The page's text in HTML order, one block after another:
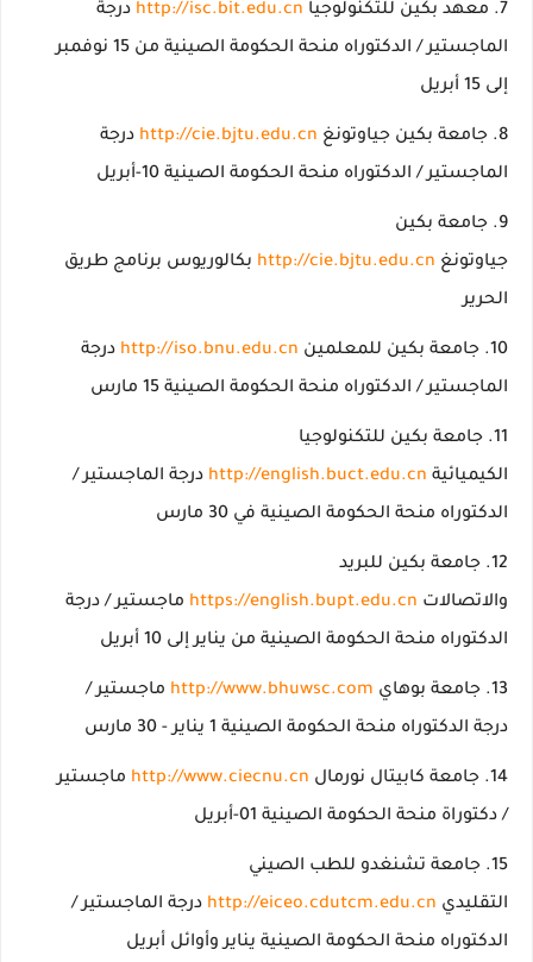
معهد بكين للتكنولوجيا http://isc.bit.edu.cn درجة
الماجستير / الدكتوراه منحة الحكومة الصينية من 15 نوفمبر
إلى 15 أبريل
جامعة بكين جياوتونغ http://cie.bjtu.edu.cn درجة
الماجستير / الدكتوراه منحة الحكومة الصينية 10-أبريل
جامعة بكين
جياوتونغ http://cie.bjtu.edu.cn بكالوريوس برنامج طريق
الحرير
جامعة بكين للمعلمين http://iso.bnu.edu.cn درجة
الماجستير / الدكتوراه منحة الحكومة الصينية 15 مارس
جامعة بكين للتكنولوجيا
الكيميائية http://english.buct.edu.cn درجة الماجستير /
الدكتوراه منحة الحكومة الصينية في 30 مارس
جامعة بكين للبريد
والاتصالات https://english.bupt.edu.cn ماجستير / درجة
الدكتوراه منحة الحكومة الصينية من يناير إلى 10 أبريل
جامعة بوهاي http://www.bhuwsc.com ماجستير /
درجة الدكتوراه منحة الحكومة الصينية 1 يناير - 30 مارس
جامعة كابيتال نورمال http://www.ciecnu.cn ماجستير
/ دكتوراة منحة الحكومة الصينية 01-أبريل
جامعة تشنغدو للطب الصيني
التقليدي http://eiceo.cdutcm.edu.cn درجة الماجستير /
الدكتوراه منحة الحكومة الصينية يناير وأوائل أبريل